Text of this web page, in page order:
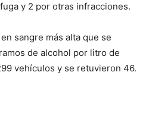
y 2 por otras infracciones.
sangre más alta que se
de alcohol por litro de
vehículos y se retuvieron 46.